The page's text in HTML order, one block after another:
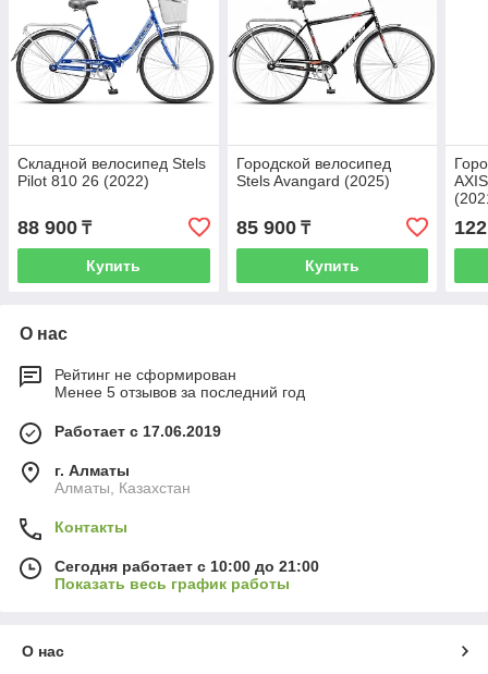
Складной велосипед Stels
Pilot 810 26 (2022)
88 900 ₸
Купить
Городской велосипед
Stels Avangard (2025)
85 900₸
Купить
О нас
Рейтинг не сформирован
Менее 5 отзывов за последний год
Работает с 17.06.2019
г. Алматы
Алматы, Казахстан
Контакты
Сегодня работает с 10:00 до 21:00
Показать весь график работы
О нас